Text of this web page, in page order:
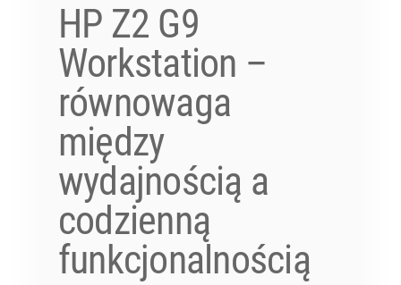
HP Z2 G9
Workstation –
równowaga
między
wydajnością a
codzienną
funkcjonalnością